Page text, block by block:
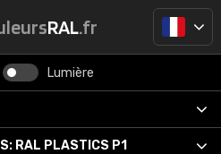
RAL.fr
Lumière
RAL PLASTICS P1